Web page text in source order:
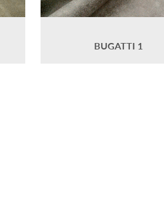
BUGATTI 1